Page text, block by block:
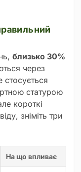
близько 30%
через
статурою
короткі
зніміть три
На що впливає